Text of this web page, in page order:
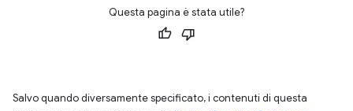
Questa pagina è stata utile?
Salvo quando diversamente specificato, i contenuti di questa